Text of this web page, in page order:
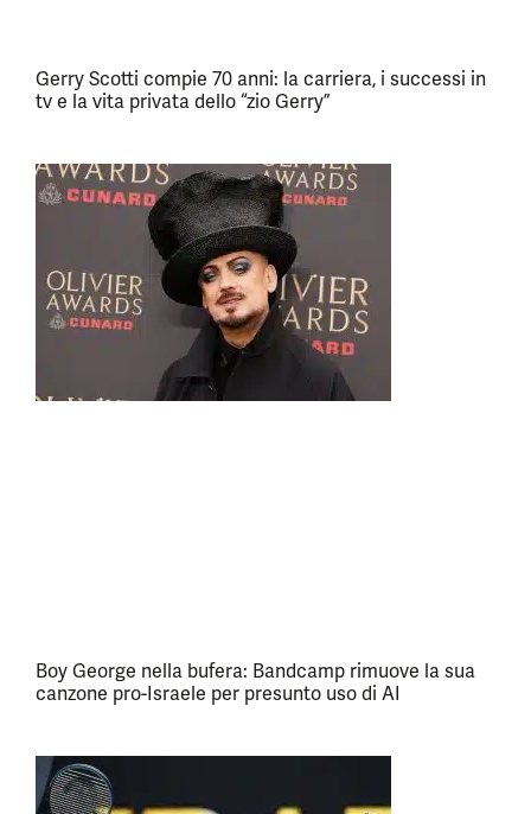
Gerry Scotti compie 70 anni: la carriera, i successi in
tv e la vita privata dello “zio Gerry”
Boy George nella bufera: Bandcamp rimuove la sua
canzone pro-Israele per presunto uso di AI